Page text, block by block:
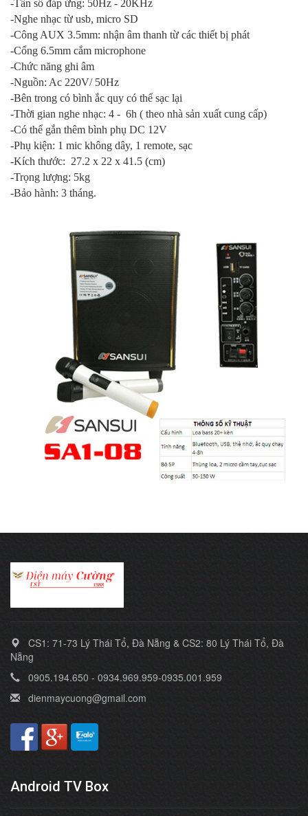
-Tần số đáp ứng: 50Hz - 20KHz
-Nghe nhạc từ usb, micro SD
-Công AUX 3.5mm: nhận âm thanh từ các thiết bị phát
-Cổng 6.5mm cắm microphone
-Chức năng ghi âm
-Nguồn: Ac 220V/ 50Hz
-Bên trong có bình ắc quy có thể sạc lại
-Thời gian nghe nhạc: 4 - 6h ( theo nhà sản xuất cung cấp)
-Có thể gắn thêm bình phụ DC 12V
-Phụ kiện: 1 mic không dây, 1 remote, sạc
-Kích thước: 27.2 x 22 x 41.5 (cm)
-Trọng lượng: 5kg
-Bảo hành: 3 tháng.
CS1: 71-73 Lý Thái Tổ, Đà Nẵng & CS2: 80 Lý Thái Tổ, Đà
Nẵng
0905.194.650 - 0934.969.959-0935.001.959
dienmaycuong@gmail.com
Android TV Box